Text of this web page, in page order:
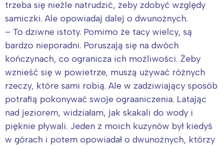
trzeba się nieźle natrudzić, żeby zdobyć względy
samiczki. Ale opowiadaj dalej o dwunożnych.
– To dziwne istoty. Pomimo że tacy wielcy, są
bardzo nieporadni. Poruszają się na dwóch
kończynach, co ogranicza ich możliwości. Żeby
wznieść się w powietrze, muszą używać różnych
rzeczy, które sami robią. Ale w zadziwiający sposób
potrafią pokonywać swoje ograaniczenia. Latając
nad jeziorem, widziałam, jak skakali do wody i
pięknie pływali. Jeden z moich kuzynów był kiedyś
w górach i potem opowiadał o dwunożnych, którzy